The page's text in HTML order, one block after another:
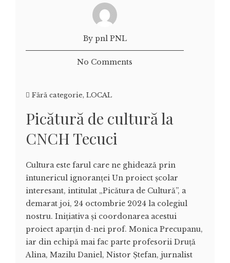
By pnl PNL
No Comments
Fără categorie, LOCAL
Picătură de cultură la
CNCH Tecuci
Cultura este farul care ne ghidează prin
întunericul ignoranţei Un proiect şcolar
interesant, intitulat „Picătura de Cultură”, a
demarat joi, 24 octombrie 2024 la colegiul
nostru. Iniţiativa şi coordonarea acestui
proiect aparţin d-nei prof. Monica Precupanu,
iar din echipă mai fac parte profesorii Druţă
Alina, Mazilu Daniel, Nistor Ştefan, jurnalist